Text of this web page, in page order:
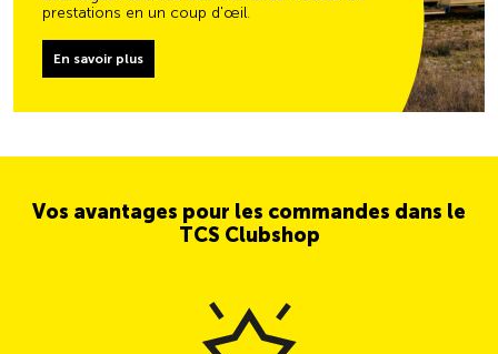
prestations en un coup d'œil.
En savoir plus
Vos avantages pour les commandes dans le
TCS Clubshop